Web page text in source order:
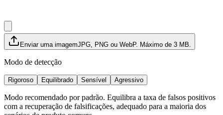
Enviar uma imagemJPG, PNG ou WebP. Máximo de 3 MB.
Modo de detecção
Rigoroso Equilibrado Sensível Agressivo
Modo recomendado por padrão. Equilibra a taxa de falsos positivos
com a recuperação de falsificações, adequado para a maioria dos